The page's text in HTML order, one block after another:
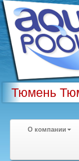
Тюмень
О компании